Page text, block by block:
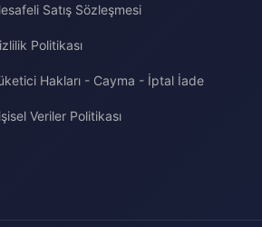
Satış Sözleşmesi
Politikası
Hakları - Cayma - İptal İade
Veriler Politikası